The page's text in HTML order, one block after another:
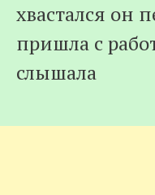
хвастался он
пришла с
слышала